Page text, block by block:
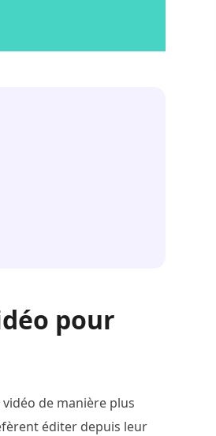
pour
de manière plus
éditer depuis leur